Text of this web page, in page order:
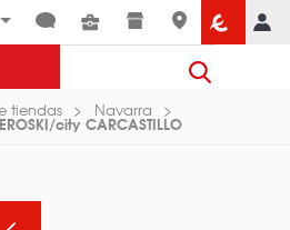
tiendas Navarra
EROSKI/city CARCASTILLO